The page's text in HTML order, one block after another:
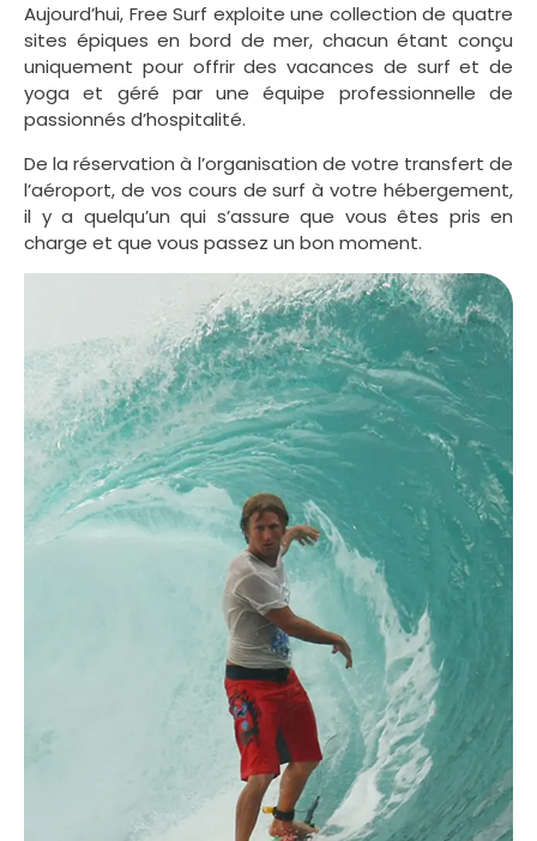
Aujourd’hui, Free Surf exploite une collection de quatre
sites épiques en bord de mer, chacun étant conçu
uniquement pour offrir des vacances de surf et de
yoga et géré par une équipe professionnelle de
passionnés d’hospitalité.
De la réservation à l’organisation de votre transfert de
l’aéroport, de vos cours de surf à votre hébergement,
il y a quelqu’un qui s’assure que vous êtes pris en
charge et que vous passez un bon moment.